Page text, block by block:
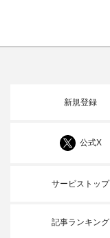
新規登録
公式X
サービストップ
記事ランキング